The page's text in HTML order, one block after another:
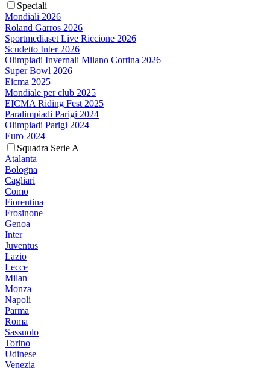
Speciali
Mondiali 2026
Roland Garros 2026
Sportmediaset Live Riccione 2026
Scudetto Inter 2026
Olimpiadi Invernali Milano Cortina 2026
Super Bowl 2026
Eicma 2025
Mondiale per club 2025
EICMA Riding Fest 2025
Paralimpiadi Parigi 2024
Olimpiadi Parigi 2024
Euro 2024
Squadra Serie A
Atalanta
Bologna
Cagliari
Como
Fiorentina
Frosinone
Genoa
Inter
Juventus
Lazio
Lecce
Milan
Monza
Napoli
Parma
Roma
Sassuolo
Torino
Udinese
Venezia